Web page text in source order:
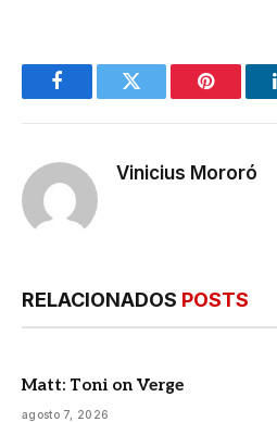
FacebookTwitter Pinterest
Vinicius Mororó
RELACIONADOS POSTS
Matt: Toni on Verge
agosto 7, 2026